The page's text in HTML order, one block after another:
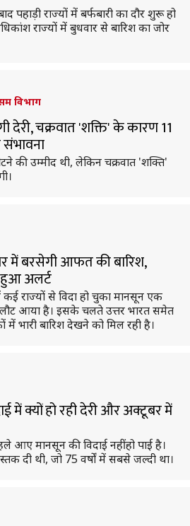
पहाड़ी राज्यों में बर्फबारी का दौर शुरू हो
राज्यों में बुधवार से बारिश का जोर
विभाग
देरी, चक्रवात 'शक्ति' के कारण 11
की उम्मीद थी, लेकिन चक्रवात 'शक्ति'
में बरसेगी आफत की बारिश,
हुआ अलर्ट
राज्यों से विदा हो चुका मानसून एक
आया है। इसके चलते उत्तर भारत समेत
में भारी बारिश देखने को मिल रही है।
में क्यों हो रही देरी और अक्टूबर में
मानसून की विदाई नहीं हो पाई है।
दी थी, जो 75 वर्षों में सबसे जल्दी था।